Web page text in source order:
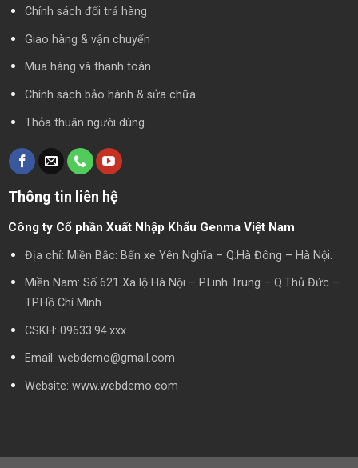
Chính sách đổi trả hàng
Giao hàng & vận chuyển
Mua hàng và thanh toán
Chính sách bảo hành & sửa chữa
Thỏa thuận người dùng
Thông tin liên hệ
Công ty Cổ phần Xuất Nhập Khẩu Genma Việt Nam
Địa chỉ: Miền Bắc: Bến xe Yên Nghĩa – Q.Hà Đông – Hà Nội.
Miền Nam: Số 621 Xa lộ Hà Nội – P.Linh Trung – Q.Thủ Đức –
TP.Hồ Chí Minh
CSKH: 09633.94.xxx
Email: webdemo@gmail.com
Website: www.webdemo.com